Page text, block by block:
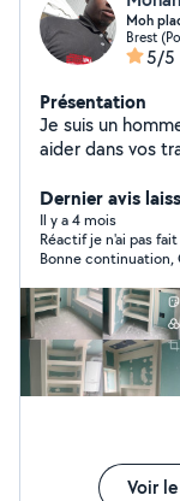
Moh
Brest
5/5
Présentation
Je suis un
aider dans vos
la création de
les petits
aussi réaliser du
petites
soigné.
Dernier avis
Il y a 4 mois
Réactif je n'ai pas
Bonne continuation,
Voir